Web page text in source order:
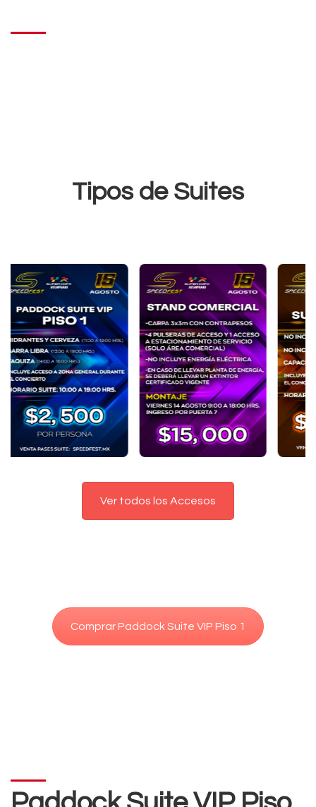
Tipos de Suites
Ver todos los Accesos
Comprar Paddock Suite VIP Piso 1